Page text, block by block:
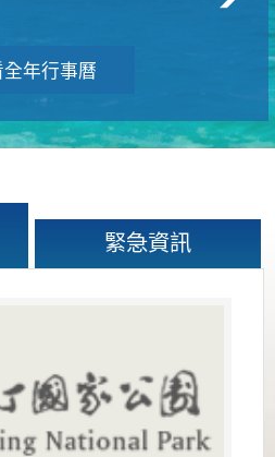
全年行事曆
緊急資訊